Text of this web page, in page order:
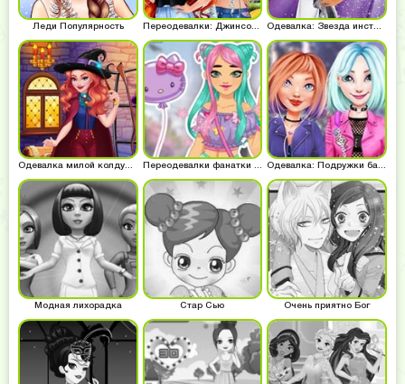
Леди Популярность Переодевалки: Джинсовая мода
Одевалка милой колдуньи Переодевалки фанатки аниме Одевалка: Подружки байкеров
Модная лихорадка Стар Сью Очень приятно Бог